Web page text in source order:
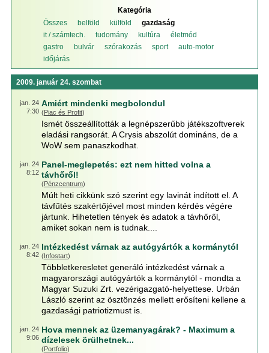
Kategória
Összes
belföld külföld
gazdaság
it / számtech.
tudomány kultúra
életmód
gastro
bulvár szórakozás sport
auto-motor
időjárás
2009. január 24. szombat
jan. 24
7:30
Amiért mindenki megbolondul
(Piac és Profit)
Ismét összeállították a legnépszerűbb játékszoftverek
eladási rangsorát. A Crysis abszolút domináns, de a
WoW sem panaszkodhat.
jan. 24
8:12
Panel-meglepetés: ezt nem hitted volna a
távhőről!
(Pénzcentrum)
Múlt heti cikkünk szó szerint egy lavinát indított el. A
távfűtés szakértőjével most minden kérdés végére
jártunk. Hihetetlen tények és adatok a távhőről,
amiket sokan nem is tudnak....
jan. 24
8:42
Intézkedést várnak az autógyártók a kormánytól
(Infostart)
Többletkeresletet generáló intézkedést várnak a
magyarországi autógyártók a kormánytól - mondta a
Magyar Suzuki Zrt. vezérigazgató-helyettese. Urbán
László szerint az ösztönzés mellett erősíteni kellene a
gazdasági patriotizmust is.
jan. 24
9:06
Hova mennek az üzemanyagárak? - Maximum a
dízelesek örülhetnek...
(Portfolio)